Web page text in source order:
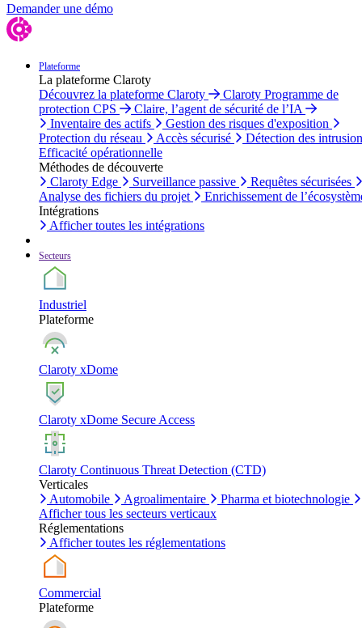
Demander une démo
Plateforme
La plateforme Claroty
Découvrez la plateforme Claroty
Claroty Programme de
protection CPS
Claire, l’agent de sécurité de l’IA
Inventaire des actifs
Gestion des risques d'exposition
Protection du réseau
Accès sécurisé
Détection des
Efficacité opérationnelle
Méthodes de découverte
Claroty Edge
Surveillance passive
Requêtes sécurisées
Analyse des fichiers du projet
Enrichissement de
Intégrations
Afficher toutes les intégrations
Secteurs
Industriel
Plateforme
Claroty xDome
Claroty xDome Secure Access
Claroty Continuous Threat Detection (CTD)
Verticales
Automobile
Agroalimentaire
Pharma et biotechnologie
Afficher tous les secteurs verticaux
Réglementations
Afficher toutes les réglementations
Commercial
Plateforme